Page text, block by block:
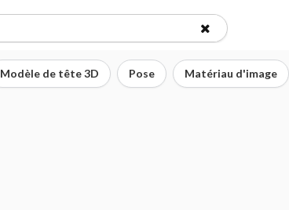
Modèle de tête 3D Pose Matériau d'image